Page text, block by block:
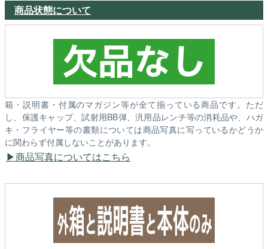
商品状態について
箱・説明書・付属のマガジン等が全て揃っている商品です。ただ
し、保護キャップ、試射用BB弾、汎用品レンチ等の消耗品や、ハガ
キ・フライヤー等の書類については商品写真に写っているかどうか
に関わらず付属しないことがあります。
商品写真についてはこちら